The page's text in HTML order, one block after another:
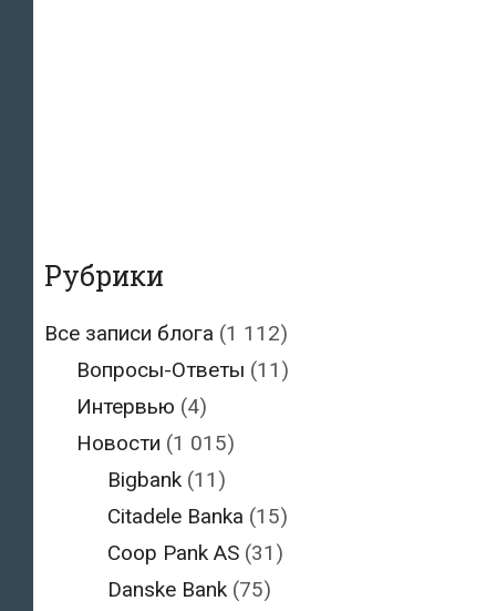
Рубрики
Все записи блога (1 112)
Вопросы-Ответы (11)
Интервью (4)
Новости (1 015)
Bigbank (11)
Citadele Banka (15)
Coop Pank AS (31)
Danske Bank (75)